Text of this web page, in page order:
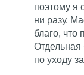
поэтому я
ни разу.
благо, что
Отдельная
по уходу